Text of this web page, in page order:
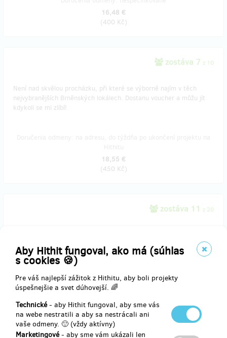
Aby Hithit fungoval, ako má (súhlas
s cookies 🍪)
Pre váš najlepší zážitok z Hithitu, aby boli projekty
úspešnejšie a svet dúhovejší. 🌈
Technické- aby Hithit fungoval, aby sme vás
na webe nestratili a aby sa nestrácali ani
vaše odmeny. 🙂 (vždy aktívny)
Marketingové- aby sme vám ukázali len
16,48 €
(400 Kč)
zostáva 7 z 10
Není nad skvělou procházku, při které se výborně najím v těch
nejvybranějších Brněnských lokálech. Dostanu voucher a můžu jít
kdykoli se mi zlíbí!
18,55 €
(450 Kč)
zostáva 11 z 20
sníst buchtu, kterou mi tým upekl a opít se vínem z jižní Moravy
Workshop proběhne na konci listopadu v Brně.
Doručenia odmeny: nešpecifikované
20,61 €
( 500 Kč)